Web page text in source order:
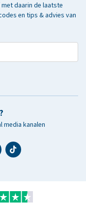
daarin de laatste
en tips & advies van
media kanalen